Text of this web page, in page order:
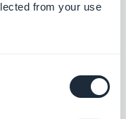
from your use